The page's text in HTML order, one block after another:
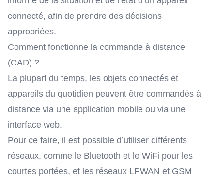
connecté, afin de prendre des décisions
appropriées.
Comment fonctionne la commande à distance
(CAD) ?
La plupart du temps, les objets connectés et
appareils du quotidien peuvent être commandés à
distance via une application mobile ou via une
interface web.
Pour ce faire, il est possible d’utiliser différents
réseaux, comme le Bluetooth et le WiFi pour les
courtes portées, et les réseaux LPWAN et GSM